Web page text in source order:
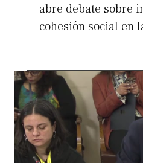
abre debate sobre
cohesión social en